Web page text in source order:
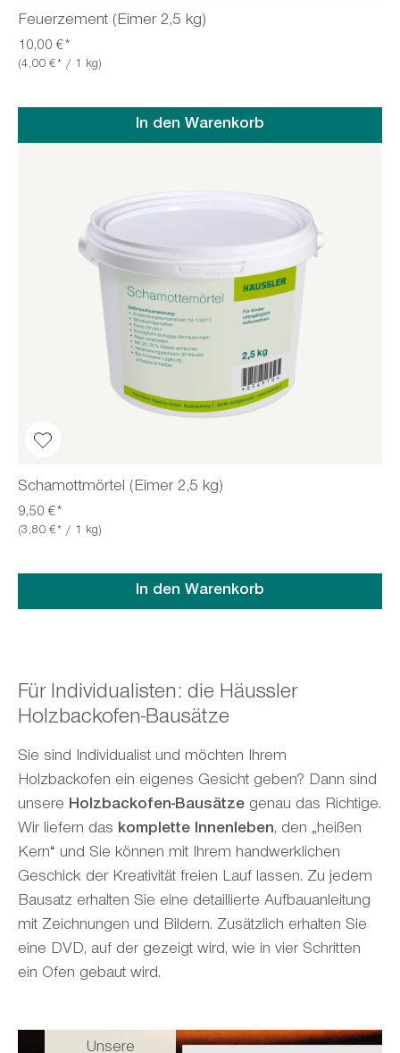
Feuerzement (Eimer 2,5 kg)
10,00 €*
(4,00 €* / 1 kg)
In den Warenkorb
Schamottmörtel (Eimer 2,5 kg)
9,50 €*
(3,80 €* / 1 kg)
In den Warenkorb
Für Individualisten: die Häussler
Holzbackofen-Bausätze
Sie sind Individualist und möchten Ihrem
Holzbackofen ein eigenes Gesicht geben? Dann sind
unsere Holzbackofen-Bausätze genau das Richtige.
Wir liefern das komplette Innenleben, den „heißen
Kern“ und Sie können mit Ihrem handwerklichen
Geschick der Kreativität freien Lauf lassen. Zu jedem
Bausatz erhalten Sie eine detaillierte Aufbauanleitung
mit Zeichnungen und Bildern. Zusätzlich erhalten Sie
eine DVD, auf der gezeigt wird, wie in vier Schritten
ein Ofen gebaut wird.
Unsere